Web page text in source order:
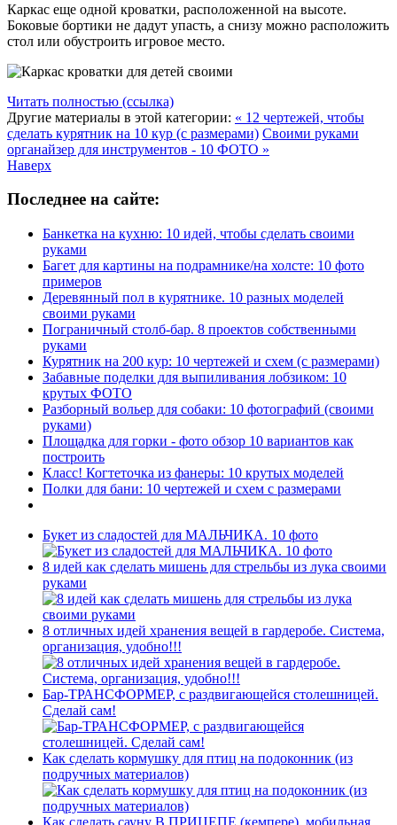
Каркас еще одной кроватки, расположенной на высоте.
Боковые бортики не дадут упасть, а снизу можно расположить
стол или обустроить игровое место.
Читать полностью (ссылка)
Другие материалы в этой категории: « 12 чертежей, чтобы
сделать курятник на 10 кур (с размерами) Своими руками
органайзер для инструментов - 10 ФОТО »
Наверх
Последнее на сайте:
Банкетка на кухню: 10 идей, чтобы сделать своими
руками
Багет для картины на подрамнике/на холсте: 10 фото
примеров
Деревянный пол в курятнике. 10 разных моделей
своими руками
Пограничный столб-бар. 8 проектов собственными
руками
Курятник на 200 кур: 10 чертежей и схем (с размерами)
Забавные поделки для выпиливания лобзиком: 10
крутых ФОТО
Разборный вольер для собаки: 10 фотографий (своими
руками)
Площадка для горки - фото обзор 10 вариантов как
построить
Класс! Когтеточка из фанеры: 10 крутых моделей
Полки для бани: 10 чертежей и схем с размерами
Букет из сладостей для МАЛЬЧИКА. 10 фото
8 идей как сделать мишень для стрельбы из лука своими
руками
8 отличных идей хранения вещей в гардеробе. Система,
организация, удобно!!!
Бар-ТРАНСФОРМЕР, с раздвигающейся столешницей.
Сделай сам!
Как сделать кормушку для птиц на подоконник (из
подручных материалов)